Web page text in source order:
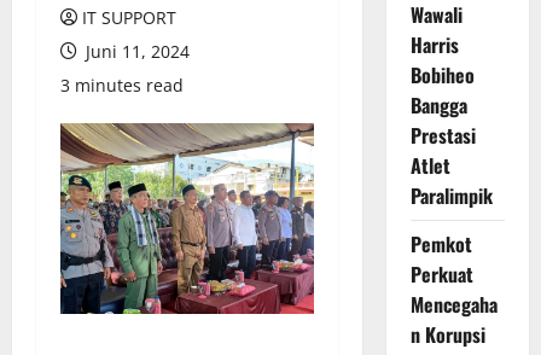
IT SUPPORT
Juni 11, 2024
3 minutes read
Wawali
Harris
Bobiheo
Bangga
Prestasi
Atlet
Paralimpik
Pemkot
Perkuat
Mencegaha
n Korupsi